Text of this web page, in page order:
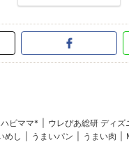
ハピママ* ウレぴあ総研 ディズ
めし
うまいパン うまい肉